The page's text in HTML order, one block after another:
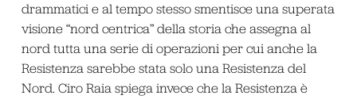
drammatici e al tempo stesso smentisce una superata
visione “nord centrica” della storia che assegna al
nord tutta una serie di operazioni per cui anche la
Resistenza sarebbe stata solo una Resistenza del
Nord. Ciro Raia spiega invece che la Resistenza è